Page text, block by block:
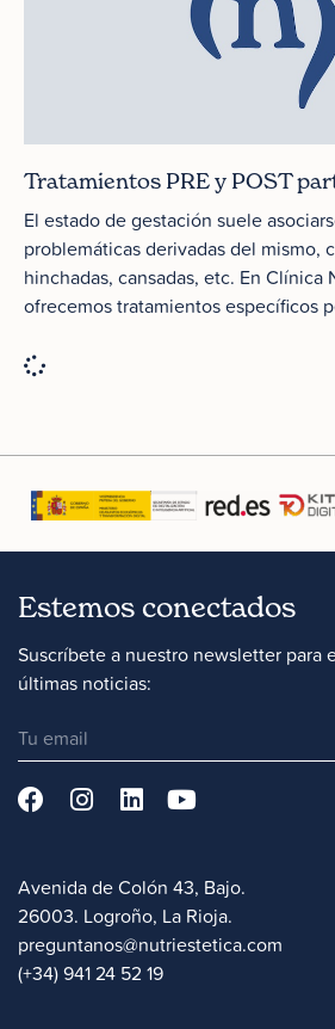
Tratamientos PRE y POST
El estado de gestación suele
problemáticas derivadas del mismo,
hinchadas, cansadas, etc. En Clínica
ofrecemos tratamientos específicos
Estemos conectados
Suscríbete a nuestro newsletter para
últimas noticias:
Avenida de Colón 43, Bajo.
26003. Logroño, La Rioja.
preguntanos@nutriestetica.com
(+34) 941 24 52 19